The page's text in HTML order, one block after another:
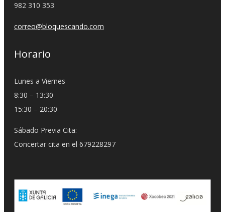
982 310 353
correo@bloquescando.com
Horario
Lunes a Viernes
8:30 – 13:30
15:30 – 20:30
Sábado Previa Cita:
Concertar cita en el 679228297